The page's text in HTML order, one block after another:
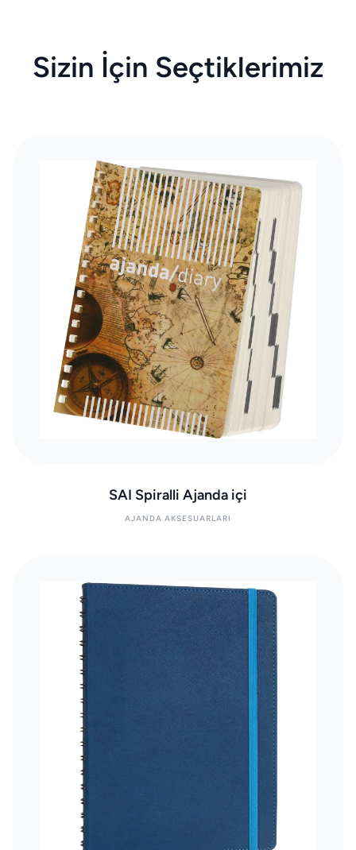
Sizin İçin Seçtiklerimiz
SAI Spiralli Ajanda içi
AJANDA AKSESUARLARI